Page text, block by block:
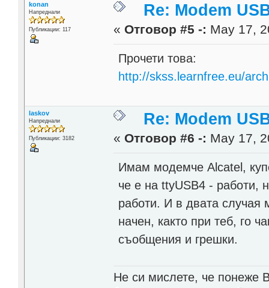
konan
Напреднали
Публикации: 117
Re: Modem
« Отговор #5 -: May 17,
Прочети това:
http://skss.learnfree.eu/
laskov
Напреднали
Публикации: 3182
Re: Modem
« Отговор #6 -: May 17,
Имам модемче Alcatel,
че е на ttyUSB4 - работи,
работи. И в двата случая
начен, както при теб, го
съобщения и грешки.
Не си мислете, че понеже